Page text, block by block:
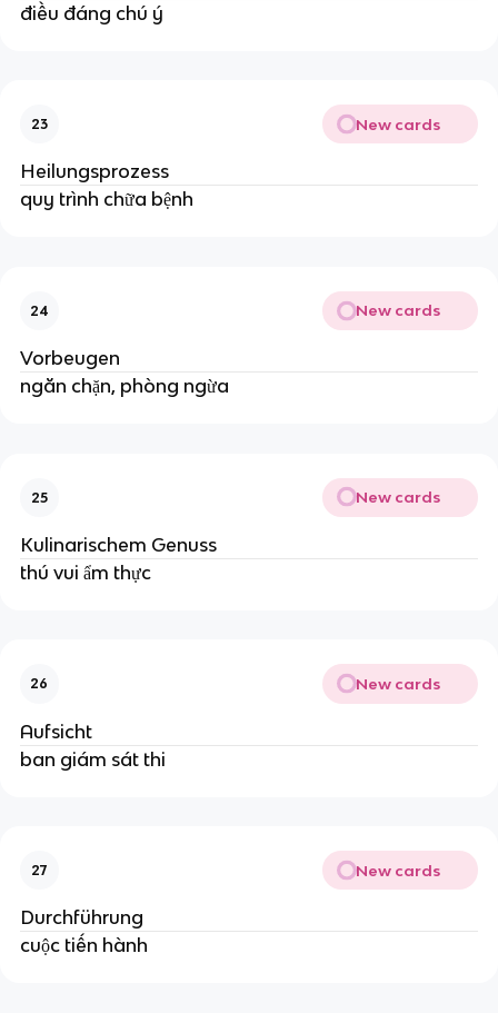
điều đáng chú ý
23 New cards
Heilungsprozess
quy trình chữa bệnh
24 New cards
Vorbeugen
ngăn chặn, phòng ngừa
25 New cards
Kulinarischem Genuss
thú vui ẩm thực
26 New cards
Aufsicht
ban giám sát thi
27 New cards
Durchführung
cuộc tiến hành